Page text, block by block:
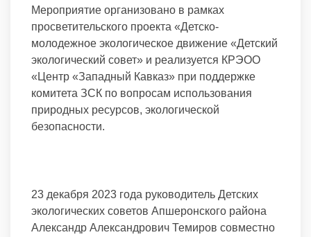
Мероприятие организовано в рамках
просветительского проекта «Детско-
молодежное экологическое движение «Детский
экологический совет» и реализуется КРЭОО
«Центр «Западный Кавказ» при поддержке
комитета ЗСК по вопросам использования
природных ресурсов, экологической
безопасности.
23 декабря 2023 года руководитель Детских
экологических советов Апшеронского района
Александр Александрович Темиров совместно